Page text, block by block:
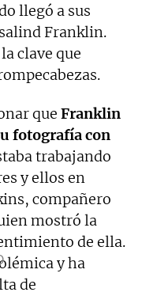
llegó a sus
Franklin.
clave que
que Franklin
fotografía con
trabajando
y ellos en
compañero
mostró la
de ella.
y ha
de